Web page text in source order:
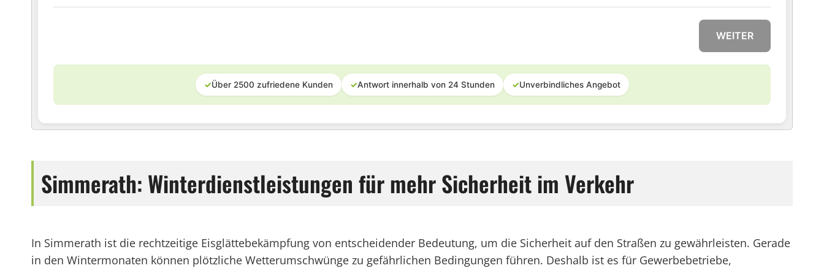
WEITER
✓Über 2500 zufriedene Kunden ✓Antwort innerhalb von 24 Stunden ✓Unverbindliches Angebot
Simmerath: Winterdienstleistungen für mehr Sicherheit im Verkehr
In Simmerath ist die rechtzeitige Eisglättebekämpfung von entscheidender Bedeutung, um die Sicherheit auf den Straßen zu gewährleisten. Gerade
in den Wintermonaten können plötzliche Wetterumschwünge zu gefährlichen Bedingungen führen. Deshalb ist es für Gewerbebetriebe,